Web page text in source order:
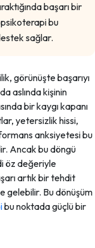
başarı bir
bu
sağlar.
görünüşte başarıyı
aslında kişinin
bir kaygı kapanı
yetersizlik hissi,
anksiyetesi bu
Ancak bu döngü
öz değeriyle
artık bir tehdit
gelebilir. Bu dönüşüm
bu noktada güçlü bir